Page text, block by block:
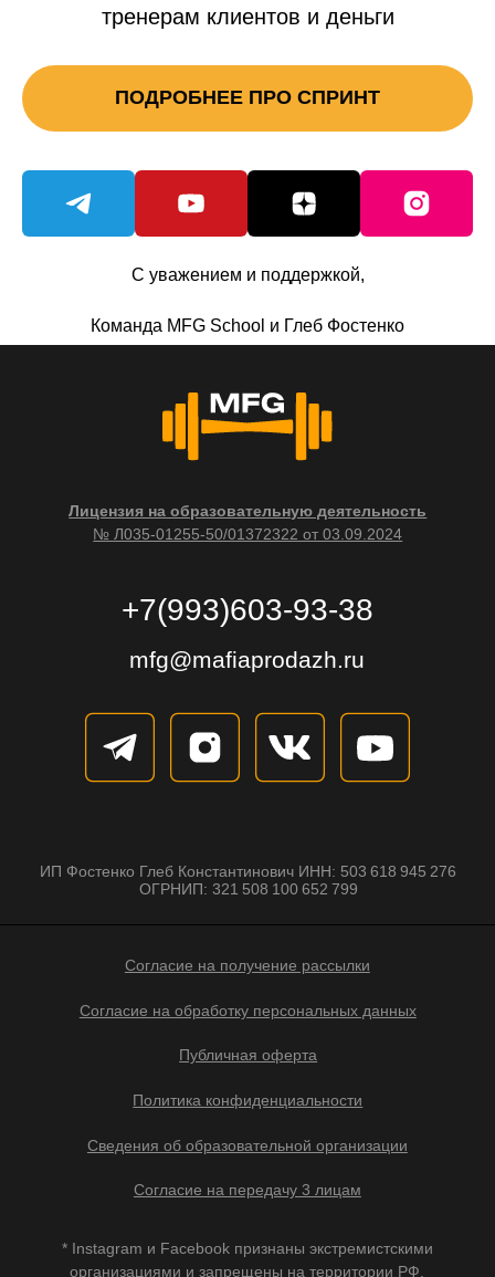
тренерам клиентов и деньги
ПОДРОБНЕЕ ПРО СПРИНТ
С уважением и поддержкой,
Команда MFG School и Глеб Фостенко